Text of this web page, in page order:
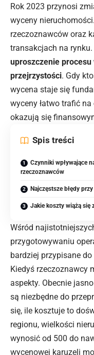
Rok 2023 przynosi
wyceny
rzeczoznawców oraz
transakcjach na
uproszczenie
przejrzystości. Gdy
wycena staje się
wyceny łatwo trafić
okazują się
Spis treści
Czynniki wpływające
rzeczoznawców
Najczęstsze błędy
Jakie koszty wiążą się
Wśród
przygotowywaniu
bardziej przypisane
Kiedyś rzeczoznawcy
aspekty. Obecnie
są niezbędne do
się, ile kosztuje to
regionu, wielkości
wynosić od 500 do
wycenowej karuzeli